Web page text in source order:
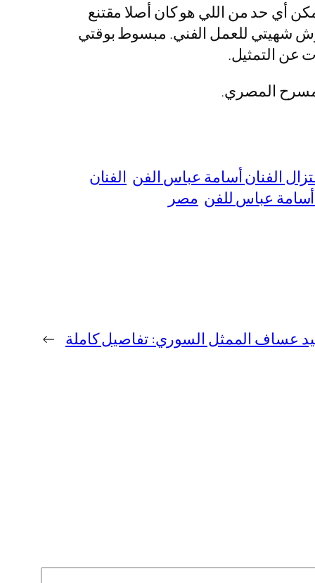
أي حد من اللي هو كان أصلا مقتنع
شهيتي للعمل الفني. مبسوط بوقتي
عن التمثيل.
الفنان أسامة عباس الفن الفنان
أسامة عباس للفن مصر
عساف الممثل السوري: تفاصيل كاملة →